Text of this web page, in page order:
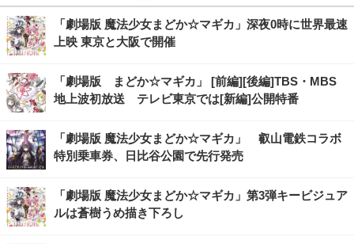
「劇場版 魔法少女まどか☆マギカ」深夜0時に世界最速
上映 東京と大阪で開催
「劇場版 まどか☆マギカ」 [前編][後編]TBS・MBS
地上波初放送 テレビ東京では[新編]公開特番
「劇場版 魔法少女まどか☆マギカ」 叡山電鉄コラボ
特別乗車券、日比谷公園で先行発売
「劇場版 魔法少女まどか☆マギカ」第3弾キービジュア
ルは蒼樹うめ描き下ろし